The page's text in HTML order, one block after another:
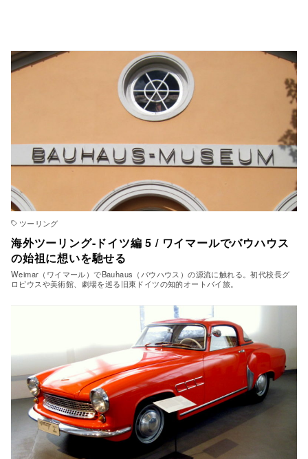
ツーリング
海外ツーリング-ドイツ編 5 / ワイマールでバウハウス
の始祖に想いを馳せる
Weimar（ワイマール）でBauhaus（バウハウス）の源流に触れる。初代校長グ
ロピウスや美術館、劇場を巡る旧東ドイツの知的オートバイ旅。